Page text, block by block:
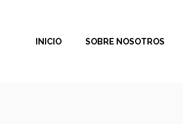
contenidoINICIO SOBRE NOSOTROS